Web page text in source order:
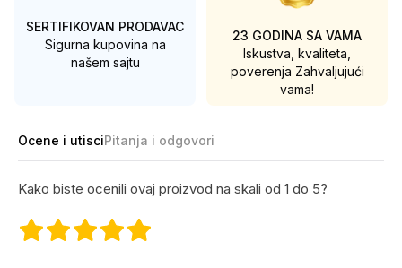
SERTIFIKOVAN PRODAVAC
Sigurna kupovina na
našem sajtu
23 GODINA SA VAMA
Iskustva, kvaliteta,
poverenja Zahvaljujući
vama!
Ocene i utisciPitanja i odgovori
Kako biste ocenili ovaj proizvod na skali od 1 do 5?